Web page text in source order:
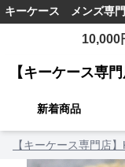
キーケース メンズ専
10,000
【キーケース専
新着商品
【キーケース専門店